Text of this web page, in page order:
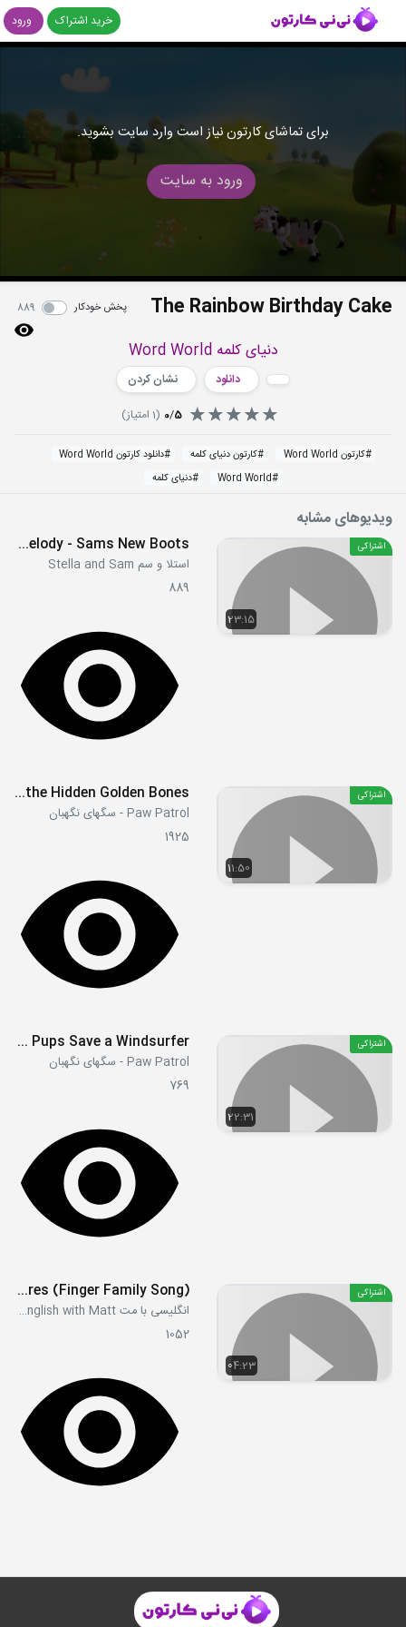
خرید اشتراک ورود
برای تماشای کارتون نیاز است وارد سایت بشوید.
ورود به سایت
The Rainbow Birthday Cake پخش خودکار 889
دنیای کلمه Word World
دانلود
نشان کردن
0/5
(
1 امتیاز)
#کارتون Word World #کارتون دنیای کلمه #دانلود کارتون Word World
#
Word World
#دنیای کلمه
ویدیوهای مشابه
23:15
اشتراکی S01E09 - Meadow Melody - Sams New Boots
استلا و سم Stella and Sam
889
11:50
اشتراکی S05E20b - Ultimate Rescue Pups and the Hidden Golden Bones
Paw Patrol - سگهای نگهبان
1925
22:31
اشتراکی S08E5-6 - Sea Patrol- Pups Save a Water Walke - Sea Patrol- Pups Save a Windsurfer
Paw Patrol - سگهای نگهبان
769
04:23
اشتراکی Sea Creatures (Finger Family Song)
انگلیسی با مت Learn English with Matt
1052